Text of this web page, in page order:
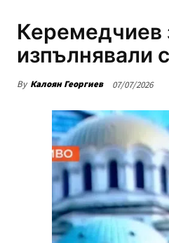
Керемедчиев
изпълнявали
By Калоян Георгиев 07/07/2026